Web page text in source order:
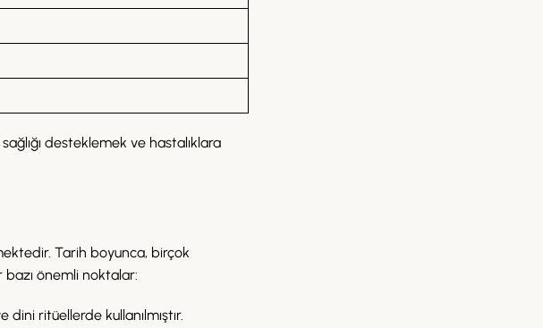
desteklemek ve hastalıklara
Tarih boyunca, birçok
bazı önemli noktalar:
dini ritüellerde kullanılmıştır.